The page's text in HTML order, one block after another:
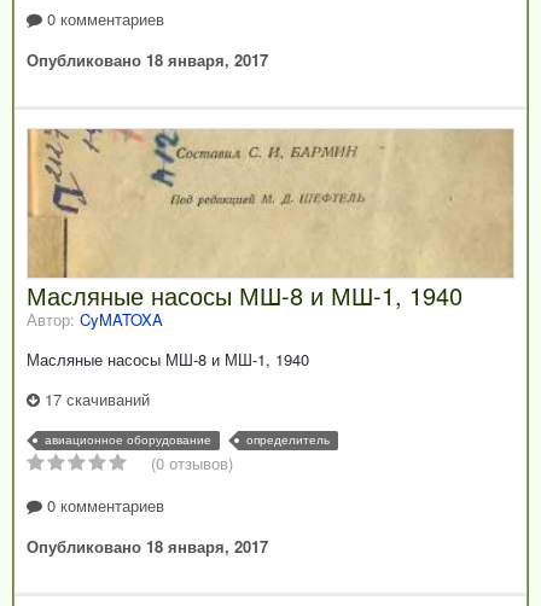
0 комментариев
Опубликовано 18 января, 2017
Масляные насосы МШ-8 и МШ-1, 1940
Автор: CyMATOXA
Масляные насосы МШ-8 и МШ-1, 1940
17 скачиваний
авиационное оборудование определитель
(0 отзывов)
0 комментариев
Опубликовано 18 января, 2017